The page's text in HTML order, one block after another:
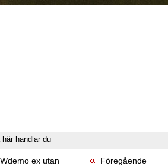
här handlar du
ex utan
Föregående